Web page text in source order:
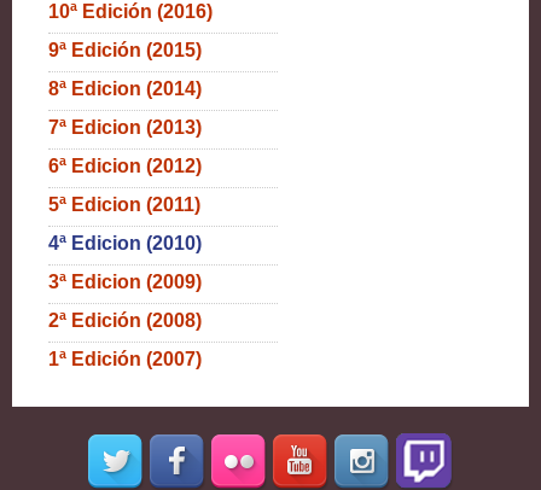
10ª Edición (2016)
9ª Edición (2015)
8ª Edicion (2014)
7ª Edicion (2013)
6ª Edicion (2012)
5ª Edicion (2011)
4ª Edicion (2010)
3ª Edicion (2009)
2ª Edición (2008)
1ª Edición (2007)